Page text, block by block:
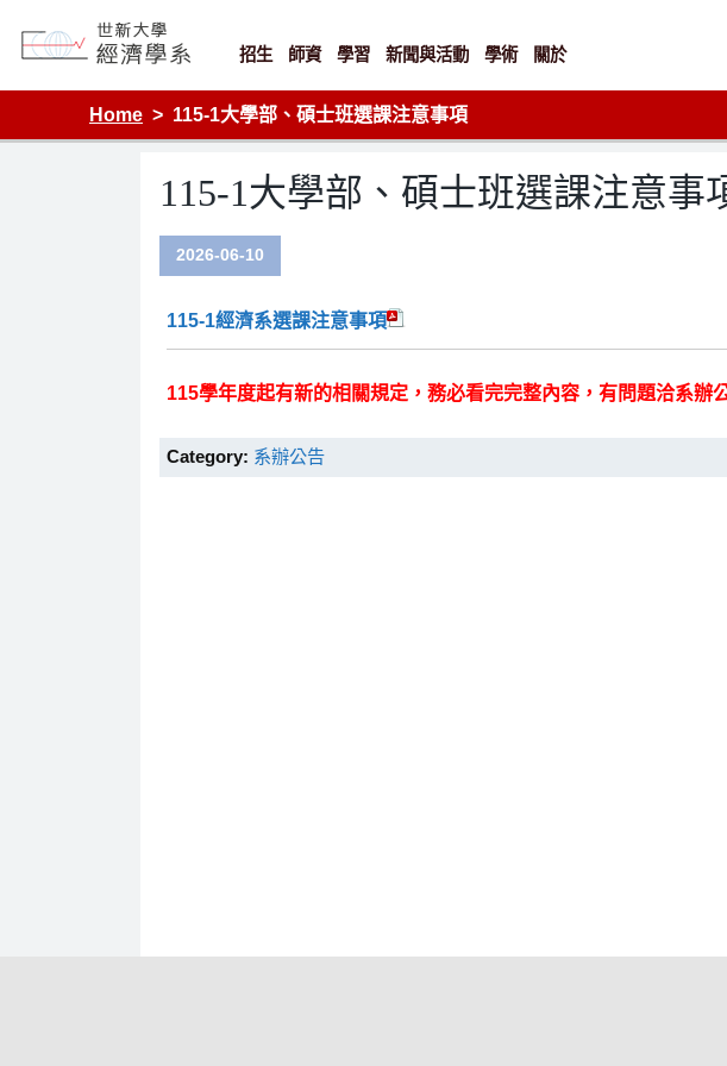
content
Department of Economics, Shih Hsin University
招生 師資 學習 新聞與活動 學術 關於
Home 115-1大學部、碩士班選課注意事項
115-1大學部、碩士班選課注意事
2026-06-10
115-1經濟系選課注意事項
115學年度起有新的相關規定，務必看完完整內容，有問題洽系辦
Category: 系辦公告